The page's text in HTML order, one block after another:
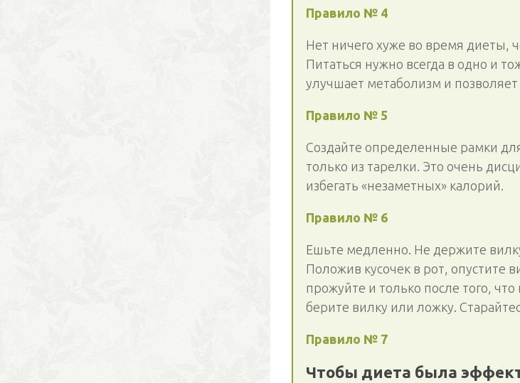
Правило № 4
Нет ничего хуже во время диеты,
Питаться нужно всегда в одно и
улучшает метаболизм и позволяет
Правило № 5
Создайте определенные рамки
только из тарелки. Это очень
избегать «незаметных» калорий.
Правило № 6
Ешьте медленно. Не держите
Положив кусочек в рот, опустите
прожуйте и только после того,
берите вилку или ложку.
Правило № 7
Чтобы диета была